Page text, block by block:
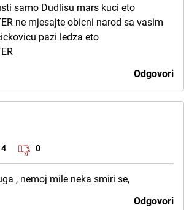
samo Dudlisu mars kuci eto
ne mjesajte obicni narod sa vasim
pazi ledza eto
Odgovori
4 0
, nemoj mile neka smiri se,
Odgovori